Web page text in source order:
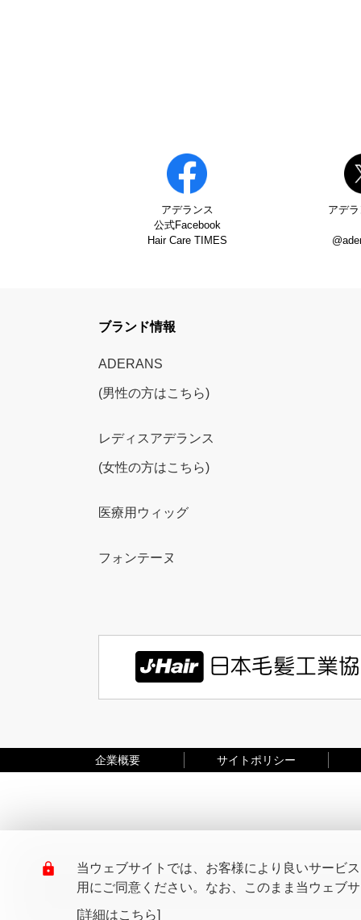
アデランス
公式Facebook
Hair Care TIMES
アデ
ブランド情報
ADERANS
(男性の方はこちら)
レディスアデランス
(女性の方はこちら)
医療用ウィッグ
フォンテーヌ
企業概要 サイトポリシー
当ウェブサイトでは、お客様により良いサービ
用にご同意ください。なお、このまま当ウェブ
[詳細はこちら]